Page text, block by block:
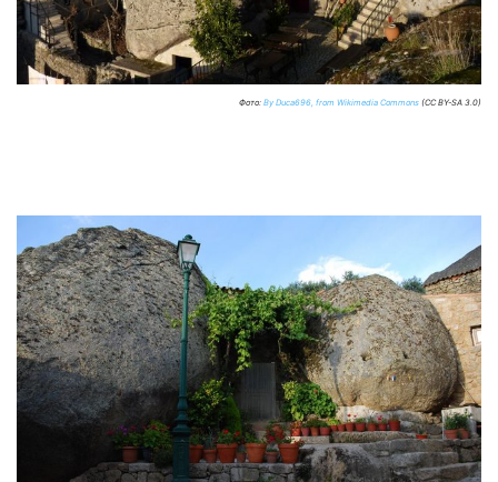
Фото: By Duca696, from Wikimedia Commons (CC BY-SA 3.0)